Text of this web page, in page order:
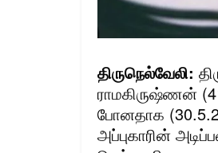
திருநெல்வேலி:
ராமகிருஷ்ணன்
போனதாக
அப்புகாரின்